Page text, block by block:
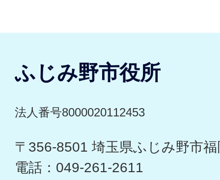
ふじみ野市役所
法人番号8000020112453
〒356-8501 埼玉県ふじみ野市
電話：049-261-2611